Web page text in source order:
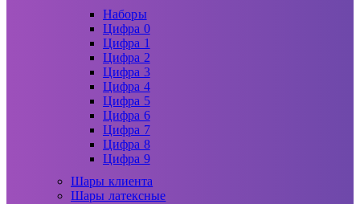
Наборы
Цифра 0
Цифра 1
Цифра 2
Цифра 3
Цифра 4
Цифра 5
Цифра 6
Цифра 7
Цифра 8
Цифра 9
Шары клиента
Шары латексные